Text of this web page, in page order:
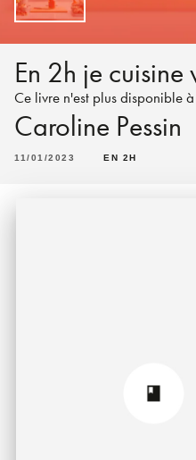
En 2h je cuisine
Ce livre n'est plus disponible
Caroline Pessin
11/01/2023 EN 2H